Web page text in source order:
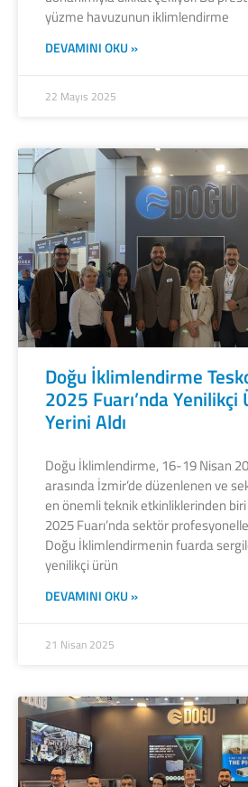
yüzme havuzunun iklimlendirme
DEVAMINI OKU »
22 Mayıs 2025
Doğu İklimlendirme
2025 Fuarı’nda
Yerini Aldı
Doğu İklimlendirme, 16-19 Nisan
arasında İzmir’de düzenlenen ve
en önemli teknik etkinliklerinden
2025 Fuarı’nda sektör
Doğu İklimlendirmenin fuarda
yenilikçi ürün
DEVAMINI OKU »
21 Nisan 2025